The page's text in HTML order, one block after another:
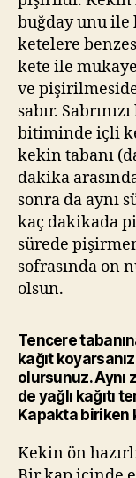
buğday unu
ketelere
kete ile
ve
sabır.
bitiminde içli
kekin tabanı
dakika
sonra da aynı
kaç dakikada
sürede
sofrasında on
olsun.
Tencere
kağıt
olursunuz. Aynı
de yağlı kağıtı
Kapakta biriken
Kekin ön